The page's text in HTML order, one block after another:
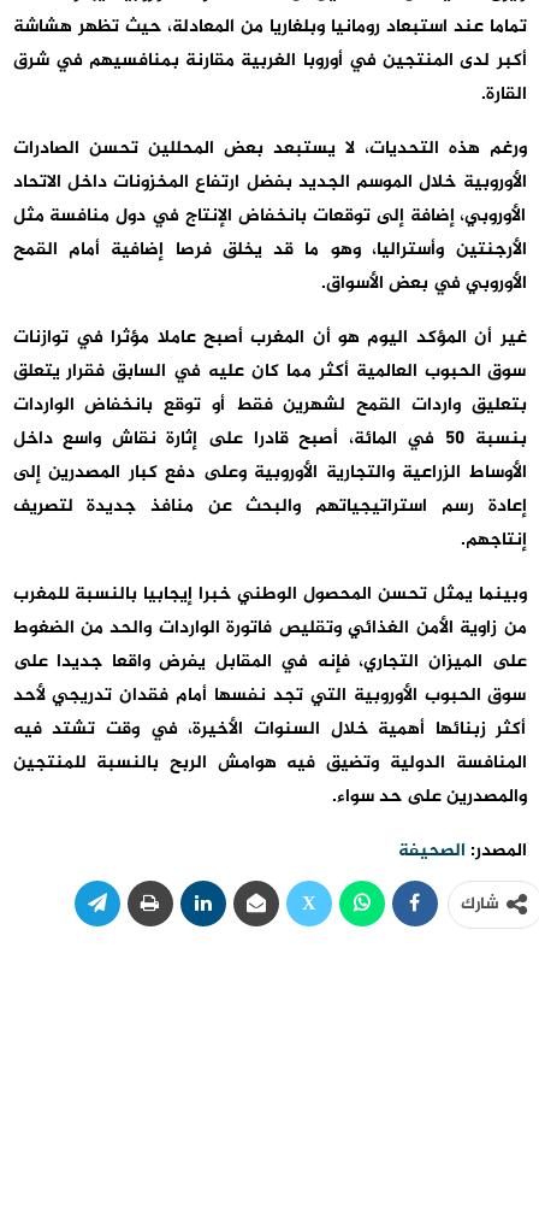
تماما عند استبعاد رومانيا وبلغاريا من المعادلة، حيث تظهر هشاشة
أكبر لدى المنتجين في أوروبا الغربية مقارنة بمنافسيهم في شرق
القارة.
ورغم هذه التحديات، لا يستبعد بعض المحللين تحسن الصادرات
الأوروبية خلال الموسم الجديد بفضل ارتفاع المخزونات داخل الاتحاد
الأوروبي، إضافة إلى توقعات بانخفاض الإنتاج في دول منافسة مثل
الأرجنتين وأستراليا، وهو ما قد يخلق فرصا إضافية أمام القمح
الأوروبي في بعض الأسواق.
غير أن المؤكد اليوم هو أن المغرب أصبح عاملا مؤثرا في توازنات
سوق الحبوب العالمية أكثر مما كان عليه في السابق فقرار يتعلق
بتعليق واردات القمح لشهرين فقط أو توقع بانخفاض الواردات
بنسبة 50 في المائة، أصبح قادرا على إثارة نقاش واسع داخل
الأوساط الزراعية والتجارية الأوروبية وعلى دفع كبار المصدرين إلى
إعادة رسم استراتيجياتهم والبحث عن منافذ جديدة لتصريف
إنتاجهم.
وبينما يمثل تحسن المحصول الوطني خبرا إيجابيا بالنسبة للمغرب
من زاوية الأمن الغذائي وتقليص فاتورة الواردات والحد من الضغوط
على الميزان التجاري، فإنه في المقابل يفرض واقعا جديدا على
سوق الحبوب الأوروبية التي تجد نفسها أمام فقدان تدريجي لأحد
أكثر زبنائها أهمية خلال السنوات الأخيرة، في وقت تشتد فيه
المنافسة الدولية وتضيق فيه هوامش الربح بالنسبة للمنتجين
والمصدرين على حد سواء.
المصدر: الصحيفة
شارك